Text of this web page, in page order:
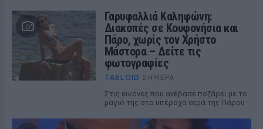
Γαρυφαλλιά Καληφώνη:
Διακοπές σε Κουφονήσια και
Πάρο, χωρίς τον Χρήστο
Μάστορα – Δείτε τις
φωτογραφίες
TABLOID ΣΉΜΕΡΑ
Στις εικόνες που ανέβασε ποζάρει με το
μαγιό της στα υπέροχα νερά της Πάρου